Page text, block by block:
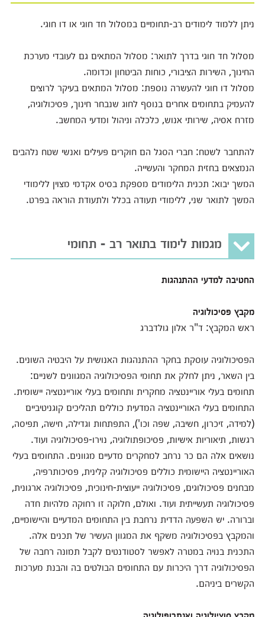
ניתן ללמוד לימודים רב-תחומיים במסלול חד חוגי או דו חוגי.
מסלול חד חוגי בדרך לתואר: מסלול המתאים גם לעובדי מערכת
החינוך, השירות הציבורי, כוחות הביטחון וכדומה.
מסלול דו חוגי להעשרה נוספת: מסלול המתאים בעיקר לרוצים
להעמיק בתחומים אחרים בנוסף לחוג שנבחר חינוך, פסיכולוגיה,
מזרח אסיה, שירותי אנוש, כלכלה וניהול ומדעי המחשב.
להתחבר לשטח: חברי הסגל הם חוקרים פעילים ואנשי שטח נלהבים
הנמצאים בחזית המחקר והעשייה.
המשך יבוא: תכנית הלימודים מספקת בסיס אקדמי מצוין ללימודי
המשך לתואר שני, ללימודי תעודה בכלל ולתעודת הוראה בפרט.
מגמות לימוד בתואר רב - תחומי
החטיבה למדעי ההתנהגות
מקבץ פסיכולוגיה
ראש המקבץ: ד"ר אלון גולדברג
הפסיכולוגיה עוסקת בחקר ההתנהגות האנושית על היבטיה השונים.
בין השאר, ניתן לחלק את תחומי הפסיכולוגיה המגוונים לשניים:
תחומים בעלי אוריינטציה מחקרית ותחומים בעלי אוריינטציה יישומית.
התחומים בעלי האוריינטציה המדעית כוללים תהליכים קוגניטיביים
(למידה, זיכרון, חשיבה, שפה וכו'), התפתחות וגדילה, חישה, תפיסה,
רגשות, תיאוריות אישיות, פסיכופתולוגיה, נוירו-פסיכולוגיה ועוד.
נושאים אלה הם כר נרחב למחקרים מדעיים מגוונים. התחומים בעלי
האוריינטציה היישומית כוללים פסיכולוגיה קלינית, פסיכותרפיה,
מבחנים פסיכולוגים, פסיכולוגיה ייעוצית-חינוכית, פסיכולוגיה ארגונית,
פסיכולוגיה תעשייתית ועוד. ואולם, חלוקה זו רחוקה מלהיות חדה
וברורה. יש השפעה הדדית נרחבת בין התחומים המדעיים והיישומיים,
והמקבץ בפסיכולוגיה משקף את המגוון העשיר של תכנים אלה.
התכנית בנויה במטרה לאפשר לסטודנטים לקבל תמונה רחבה של
הפסיכולוגיה דרך היכרות עם התחומים הבולטים בה והבנת מערכות
הקשרים ביניהם.